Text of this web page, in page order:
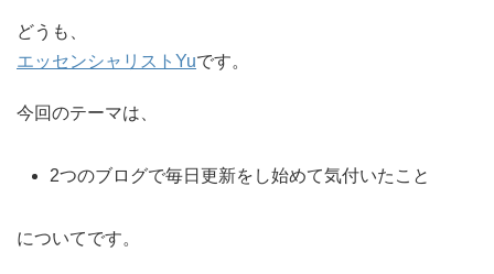
どうも、
エッセンシャリストYuです。
今回のテーマは、
2つのブログで毎日更新をし始めて気付いたこと
についてです。